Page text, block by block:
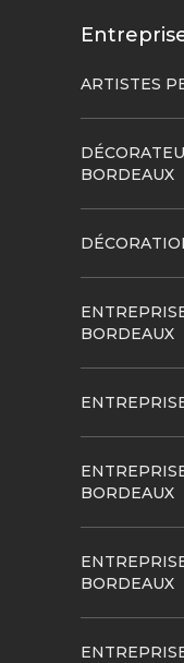
ARTISTES
BORDEAUX
BORDEAUX
BORDEAUX
BORDEAUX